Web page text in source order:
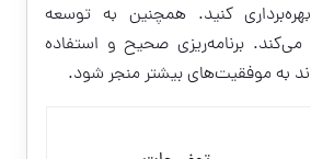
کنید. همچنین به توسعه
می‌کند. برنامه‌ریزی صحیح و استفاده
به موفقیت‌های بیشتر منجر شود.